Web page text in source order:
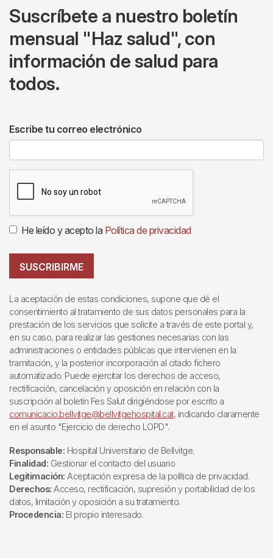
Suscríbete a nuestro boletín
mensual "Haz salud", con
información de salud para
todos.
Escribe tu correo electrónico
He leído y acepto la Política de privacidad
SUSCRIBIRME
La aceptación de estas condiciones, supone que dé el
consentimiento al tratamiento de sus datos personales para la
prestación de los servicios que solicite a través de este portal y,
en su caso, para realizar las gestiones necesarias con las
administraciones o entidades públicas que intervienen en la
tramitación, y la posterior incorporación al citado fichero
automatizado. Puede ejercitar los derechos de acceso,
rectificación, cancelación y oposición en relación con la
suscripción al boletín Fes Salut dirigiéndose por escrito a
comunicacio.bellvitge@bellvitgehospital.cat, indicando claramente
en el asunto "Ejercicio de derecho LOPD".
Responsable: Hospital Universitario de Bellvitge.
Finalidad: Gestionar el contacto del usuario
Legitimación: Aceptación expresa de la política de privacidad.
Derechos: Acceso, rectificación, supresión y portabilidad de los
datos, limitación y oposición a su tratamiento.
Procedencia: El propio interesado.